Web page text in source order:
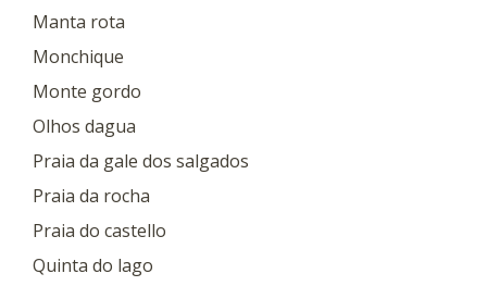
Manta rota
Monchique
Monte gordo
Olhos dagua
Praia da gale dos salgados
Praia da rocha
Praia do castello
Quinta do lago